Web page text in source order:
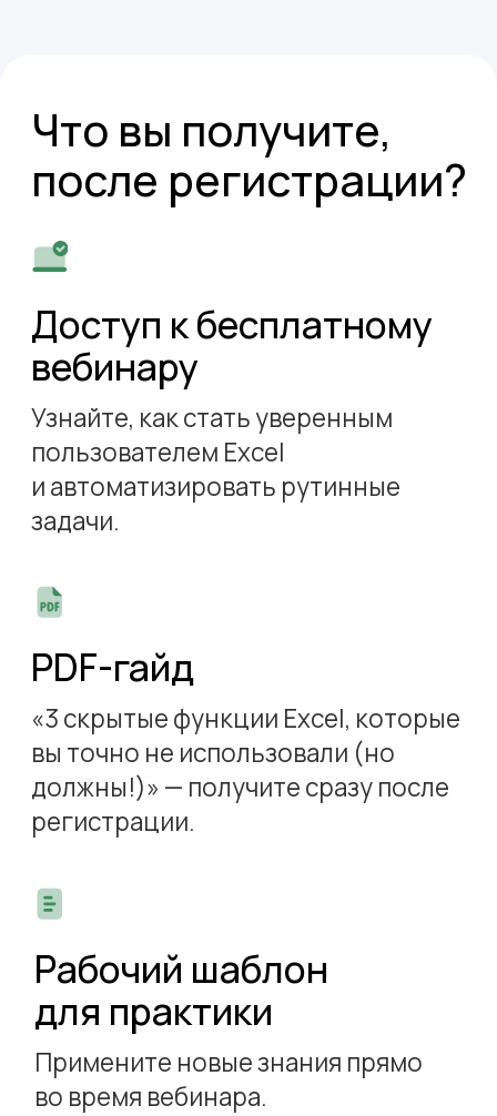
Аналитик
университета науки и технологий,
кандидат технических наук
«Excel — не просто таблицы.
Это инструмент, который помогает
экономить время и быть
эффективнее»
Специализация
социально-экономических
явлений и процессов,
математическое моделирование
и анализ данных в экономике,
бизнес-анализ, финансово-
экономические модели
Максименко
Опыт преподавания Excel:
и на профессиональных
курсах